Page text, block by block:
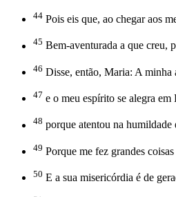
44 Pois eis que, ao chegar aos
45 Bem-aventurada a que creu,
46 Disse, então, Maria: A minha
47 e o meu espírito se alegra em
48 porque atentou na humildade
49 Porque me fez grandes
50 E a sua misericórdia é de